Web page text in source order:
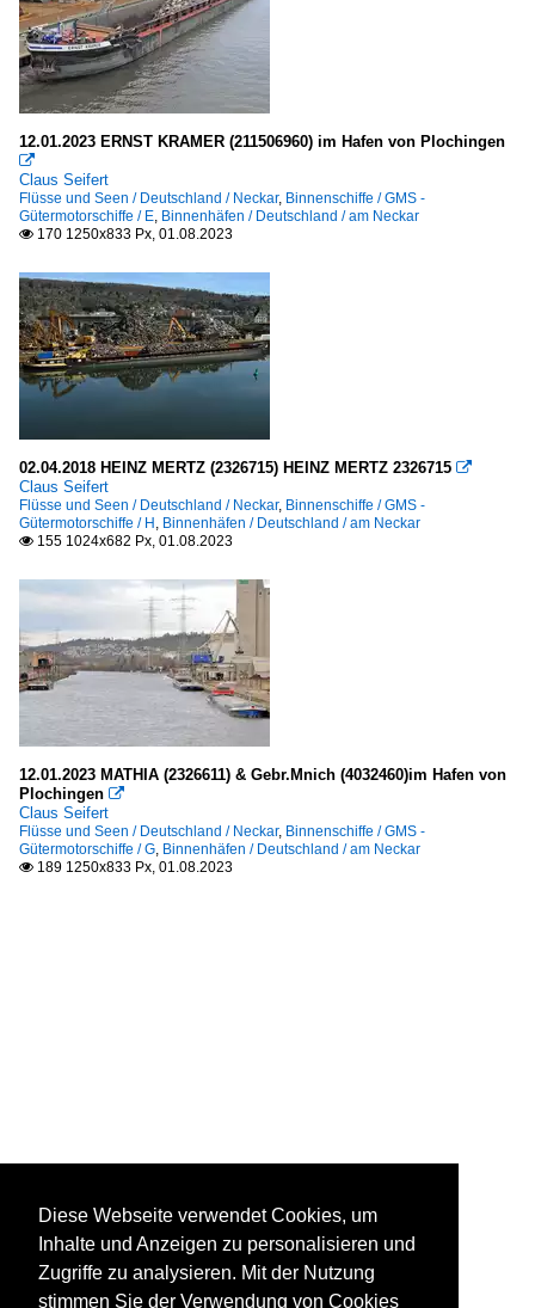
12.01.2023 ERNST KRAMER (211506960) im Hafen von Plochingen

Claus Seifert
Flüsse und Seen / Deutschland / Neckar, Binnenschiffe / GMS -
Gütermotorschiffe / E, Binnenhäfen / Deutschland / am Neckar
 170 1250x833 Px, 01.08.2023
02.04.2018 HEINZ MERTZ (2326715) HEINZ MERTZ 2326715 
Claus Seifert
Flüsse und Seen / Deutschland / Neckar, Binnenschiffe / GMS -
Gütermotorschiffe / H , Binnenhäfen / Deutschland / am Neckar
 155 1024x682 Px, 01.08.2023
12.01.2023 MATHIA (2326611) & Gebr.Mnich (4032460)im Hafen von
Plochingen 
Claus Seifert
Flüsse und Seen / Deutschland / Neckar, Binnenschiffe / GMS -
Gütermotorschiffe / G, Binnenhäfen / Deutschland / am Neckar
 189 1250x833 Px, 01.08.2023
Diese Webseite verwendet Cookies, um
Inhalte und Anzeigen zu personalisieren und
Zugriffe zu analysieren. Mit der Nutzung
stimmen Sie der Verwendung von Cookies